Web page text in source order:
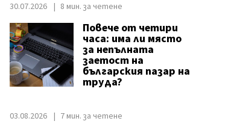
30.07.2026 8 мин. за четене
Повече от четири
часа: има ли място
за непълната
заетост на
българския пазар на
труда?
03.08.2026 7 мин. за четене